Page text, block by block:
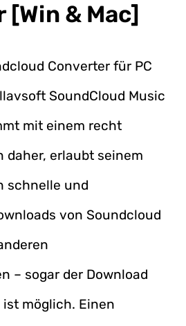
& Mac]
Converter für PC
SoundCloud Music
mit einem recht
daher, erlaubt seinem
schnelle und
von Soundcloud
– sogar der Download
möglich. Einen